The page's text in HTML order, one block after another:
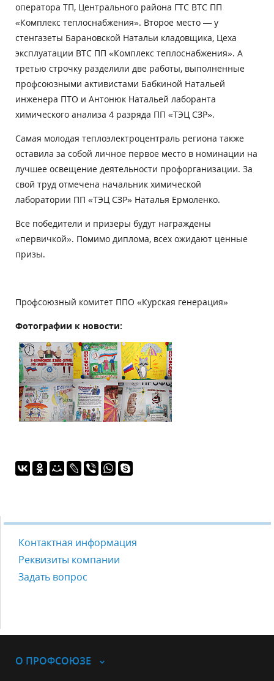
оператора ТП, Центрального района ГТС ВТС ПП
«Комплекс теплоснабжения». Второе место — у
стенгазеты Барановской Натальи кладовщика, Цеха
эксплуатации ВТС ПП «Комплекс теплоснабжения». А
третью строчку разделили две работы, выполненные
профсоюзными активистами Бабкиной Натальей
инженера ПТО и Антонюк Натальей лаборанта
химического анализа 4 разряда ПП «ТЭЦ СЗР».
Самая молодая теплоэлектроцентраль региона также
оставила за собой личное первое место в номинации на
лучшее освещение деятельности профорганизации. За
свой труд отмечена начальник химической
лаборатории ПП «ТЭЦ СЗР» Наталья Ермоленко.
Все победители и призеры будут награждены
«первичкой». Помимо диплома, всех ожидают ценные
призы.
Профсоюзный комитет ППО «Курская генерация»
Фотографии к новости:
Контактная информация
Реквизиты компании
Задать вопрос
О ПРОФСОЮЗЕ